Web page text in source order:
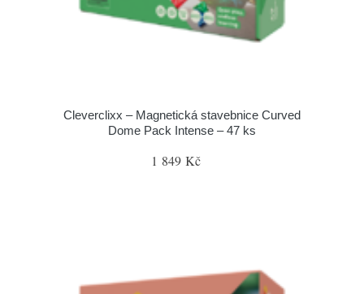
Cleverclixx – Magnetická stavebnice Curved
Dome Pack Intense – 47 ks
1 849 Kč